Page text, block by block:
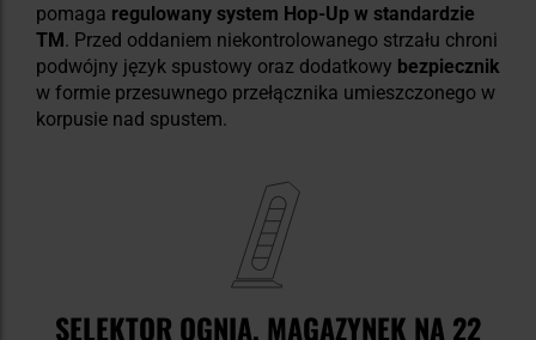
pomaga regulowany system Hop-Up w standardzie
TM. Przed oddaniem niekontrolowanego strzału chroni
podwójny język spustowy oraz dodatkowy bezpiecznik
w formie przesuwnego przełącznika umieszczonego w
korpusie nad spustem.
SELEKTOR OGNIA, MAGAZYNEK NA 22